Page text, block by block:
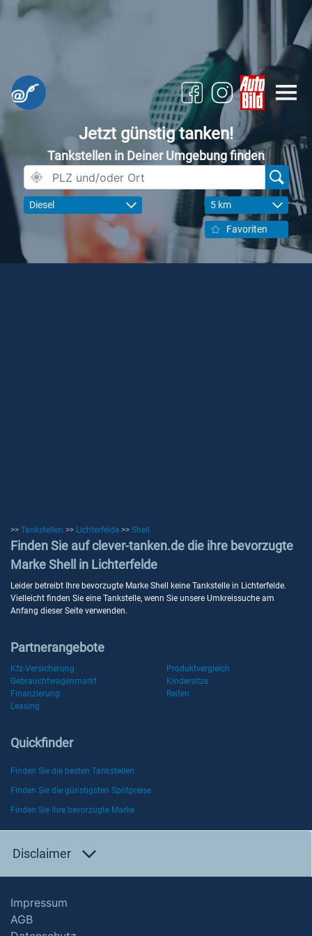
Jetzt günstig tanken!
Tankstellen in Deiner Umgebung finden
Diesel 5 km
Favoriten
>> Tankstellen >> Lichterfelde >> Shell
Finden Sie auf clever-tanken.de die ihre bevorzugte
Marke Shell in Lichterfelde
Leider betreibt Ihre bevorzugte Marke Shell keine Tankstelle in Lichterfelde.
Vielleicht finden Sie eine Tankstelle, wenn Sie unsere Umkreissuche am
Anfang dieser Seite verwenden.
Partnerangebote
Kfz-Versicherung
Produktvergleich
Gebrauchtwagenmarkt
Kindersitze
Finanzierung
Reifen
Leasing
Quickfinder
Finden Sie die besten Tankstellen
Finden Sie die günstigsten Spritpreise
Finden Sie Ihre bevorzugte Marke
Disclaimer
Impressum
AGB